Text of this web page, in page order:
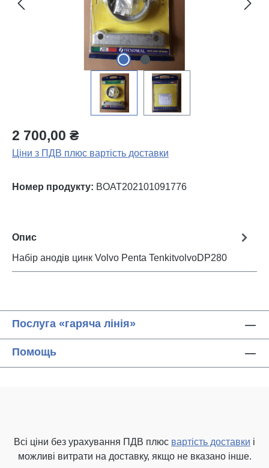
2 700,00 ₴
Ціни з ПДВ плюс вартість доставки
Номер продукту: BOAT202101091776
Опис
Набір анодів цинк Volvo Penta TenkitvolvoDP280
Послуга «гаряча лінія»
Помощь
Всі ціни без урахування ПДВ плюс вартість доставки і
можливі витрати на доставку, якщо не вказано інше.